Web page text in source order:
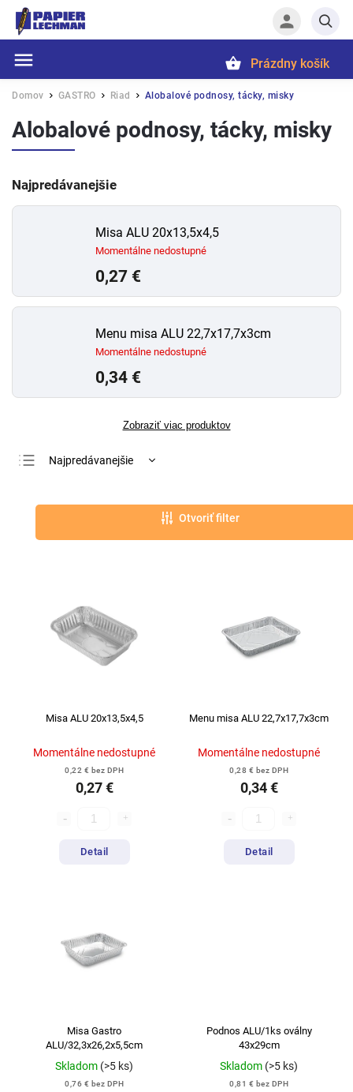
Prázdny košík
Domov / GASTRO / Riad / Alobalové podnosy, tácky, misky
Alobalové podnosy, tácky, misky
Najpredávanejšie
Misa ALU 20x13,5x4,5
Momentálne nedostupné
0,27 €
Menu misa ALU 22,7x17,7x3cm
Momentálne nedostupné
0,34 €
Zobraziť viac produktov
Najpredávanejšie
Otvoriť filter
Misa ALU 20x13,5x4,5
Momentálne nedostupné
0,22 € bez DPH
0,27 €
Detail
Menu misa ALU 22,7x17,7x3cm
Momentálne nedostupné
0,28 € bez DPH
0,34 €
Detail
Misa Gastro
ALU/32,3x26,2x5,5cm
Skladom (>5 ks)
0,76 € bez DPH
Podnos ALU/1ks oválny
43x29cm
Skladom (>5 ks)
0,81 € bez DPH